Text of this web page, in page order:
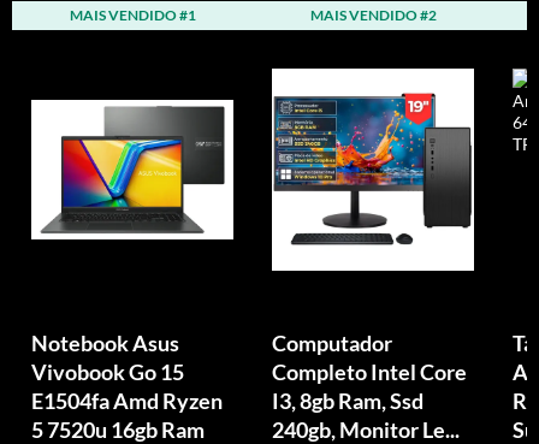
MAIS VENDIDO #1
Notebook Asus
Vivobook Go 15
E1504fa Amd Ryzen
5 7520u 16gb Ram
MAIS VENDIDO #2
Computador
Completo Intel Core
I3, 8gb Ram, Ssd
240gb, Monitor Le...